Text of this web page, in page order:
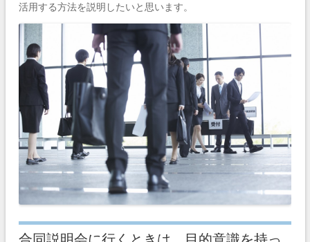
活用する方法を説明したいと思います。